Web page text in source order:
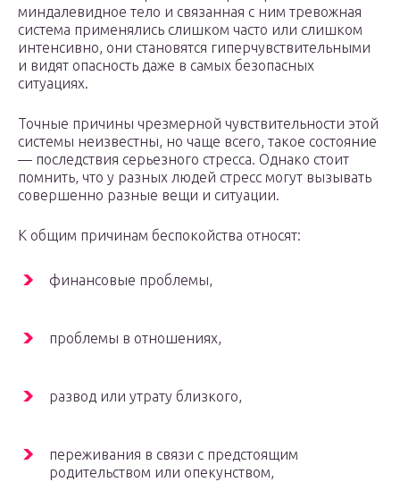
миндалевидное тело и связанная с ним тревожная
система применялись слишком часто или слишком
интенсивно, они становятся гиперчувствительными
и видят опасность даже в самых безопасных
ситуациях.
Точные причины чрезмерной чувствительности этой
системы неизвестны, но чаще всего, такое состояние
— последствия серьезного стресса. Однако стоит
помнить, что у разных людей стресс могут вызывать
совершенно разные вещи и ситуации.
К общим причинам беспокойства относят:
финансовые проблемы,
проблемы в отношениях,
развод или утрату близкого,
переживания в связи с предстоящим
родительством или опекунством,